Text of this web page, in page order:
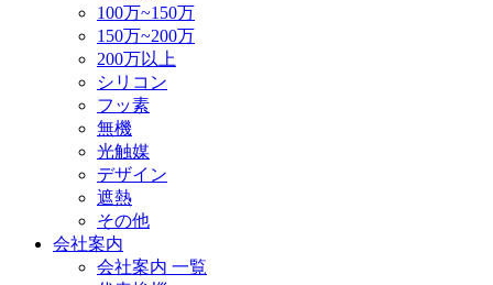
100万~150万
150万~200万
200万以上
シリコン
フッ素
無機
光触媒
デザイン
遮熱
その他
会社案内
会社案内 一覧